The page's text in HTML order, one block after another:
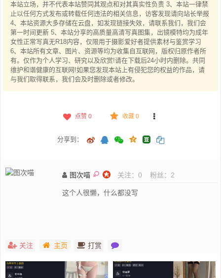
本站立场，并不代表本站赞同其观点和对其真实性负责 3、本站一律禁
止以任何方式发布或转载任何违法的相关信息，访客发现请向站长举报
4、本站资源大多存储在云盘，如发现链接失效，请联系我们，我们会
第一时间更新 5、本站分享的高质量高清写真图集，出镜模特均为成年
女性正常写真无R18内容，仅限用于摄影爱好者提供素材与鉴赏学习
6、本站所有文章、图片、资源等均为收集自互联网，版权归原作者所
有。仅作为个人学习、研究以及欣赏!请在下载后24小时内删除。共同
维护和谐健康的互联网!如果您发现本站上有侵犯您的权益的作品，请
与我们取得联系，我们会及时删除或者修改。
点赞 0 收藏 0
分享到：
图次喵 关注： 0 粉丝： 2
这个人很懒，什么都没写
关注 主页 打赏